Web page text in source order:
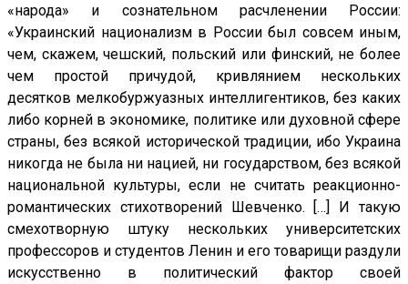
«народа» и сознательном расчленении России:
«Украинский национализм в России был совсем иным,
чем, скажем, чешский, польский или финский, не более
чем простой причудой, кривлянием нескольких
десятков мелкобуржуазных интеллигентиков, без каких
либо корней в экономике, политике или духовной сфере
страны, без всякой исторической традиции, ибо Украина
никогда не была ни нацией, ни государством, без всякой
национальной культуры, если не считать реакционно-
романтических стихотворений Шевченко. […] И такую
смехотворную штуку нескольких университетских
профессоров и студентов Ленин и его товарищи раздули
искусственно в политический фактор своей